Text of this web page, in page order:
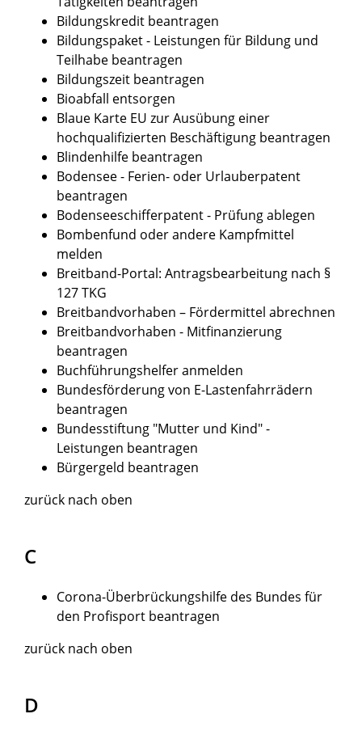
Bildungskredit beantragen
Bildungspaket - Leistungen für Bildung und
Teilhabe beantragen
Bildungszeit beantragen
Bioabfall entsorgen
Blaue Karte EU zur Ausübung einer
hochqualifizierten Beschäftigung beantragen
Blindenhilfe beantragen
Bodensee - Ferien- oder Urlauberpatent
beantragen
Bodenseeschifferpatent - Prüfung ablegen
Bombenfund oder andere Kampfmittel
melden
Breitband-Portal: Antragsbearbeitung nach §
127 TKG
Breitbandvorhaben – Fördermittel abrechnen
Breitbandvorhaben - Mitfinanzierung
beantragen
Buchführungshelfer anmelden
Bundesförderung von E-Lastenfahrrädern
beantragen
Bundesstiftung "Mutter und Kind" -
Leistungen beantragen
Bürgergeld beantragen
zurück nach oben
C
Corona-Überbrückungshilfe des Bundes für
den Profisport beantragen
zurück nach oben
D